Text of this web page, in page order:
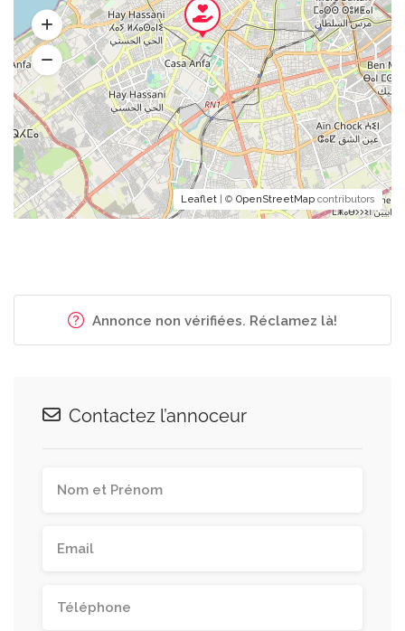
Leaflet | © OpenStreetMap contributors
Annonce non vérifiées. Réclamez là!
Contactez l’annoceur